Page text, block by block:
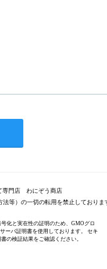
専門店 わにぞう商店
等）の一切の転用を禁止しておりま
化と実在性の証明のため、GMOグロ
ーバ証明書を使用しております。 セキ
の検証結果をご確認ください。